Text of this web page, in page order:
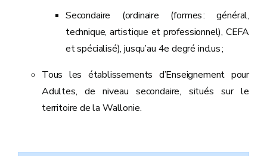
Secondaire (ordinaire (formes : général,
technique, artistique et professionnel), CEFA
et spécialisé), jusqu’au 4e degré inclus ;
Tous les établissements d’Enseignement pour
Adultes, de niveau secondaire, situés sur le
territoire de la Wallonie.